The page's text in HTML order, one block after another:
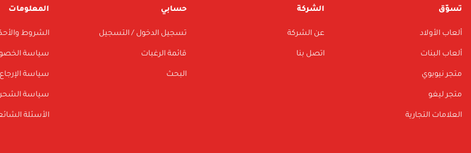
تسوّق
ألعاب الأولاد
ألعاب البنات
متجر نيوبوي
متجر ليغو
العلامات التجارية
الشركة
عن الشركة
اتصل بنا
حسابي
تسجيل الدخول / التسجيل
قائمة الرغبات
البحث
المعلومات
الشروط
سياسة
سياسة الإرجاع
سياسة
الأسئلة